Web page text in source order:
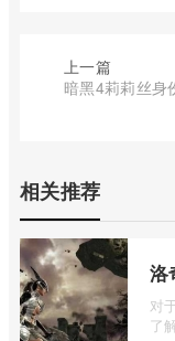
上一篇
暗黑4莉莉丝身
相关推荐
洛
对
了